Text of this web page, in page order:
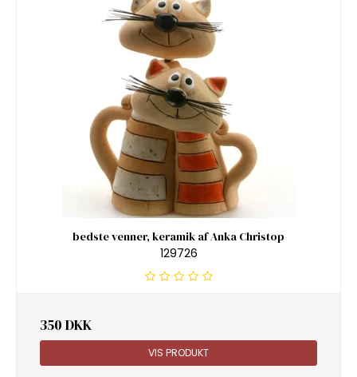
bedste venner, keramik af Anka Christop
129726
350 DKK
VIS PRODUKT